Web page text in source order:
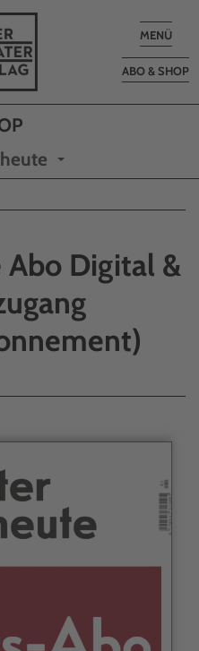
Toggle
MENÜ
ABO & SHOP
Digital &